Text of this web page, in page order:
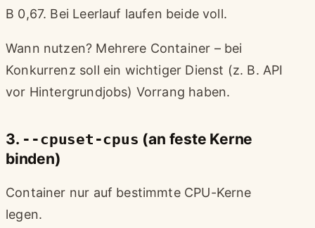
B 0,67. Bei Leerlauf laufen beide voll.
Wann nutzen? Mehrere Container – bei
Konkurrenz soll ein wichtiger Dienst (z. B. API
vor Hintergrundjobs) Vorrang haben.
3. --cpuset-cpus (an feste Kerne
binden)
Container nur auf bestimmte CPU-Kerne
legen.